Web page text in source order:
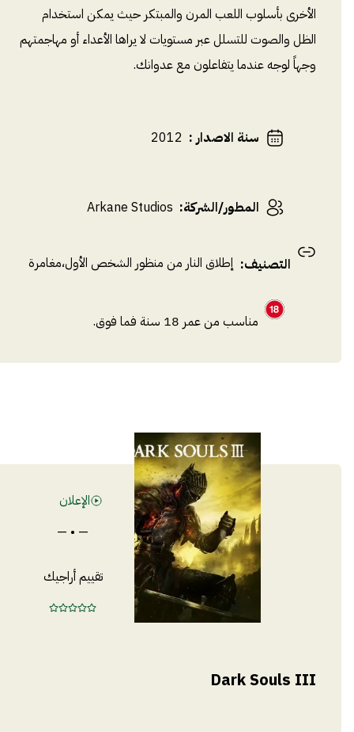
الأخرى بأسلوب اللعب المرن والمبتكر حيث يمكن استخدام
الظل والصوت للتسلل عبر مستويات لا يراها الأعداء أو مهاجمتهم
وجهاً لوجه عندما يتفاعلون مع عدوانك.
سنة الاصدار:
2012
المطور/الشركة:
Arkane Studios
التصنيف: إطلاق النار من منظور الشخص الأول،مغامرة
مناسب من عمر 18 سنة فما فوق.
الإعلان
— • —
تقييم أراجيك
Dark Souls III